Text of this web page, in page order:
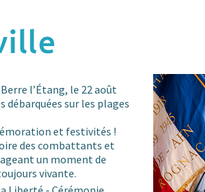
l’Étang, le 22 août
sur les plages
et festivités !
des combattants et
un moment de
vivante.